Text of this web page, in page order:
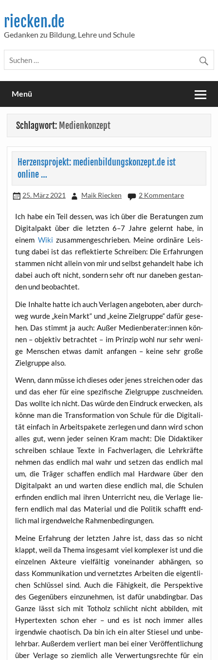
content
riecken.de
Gedanken zu Bildung, Lehre und Schule
Menü
Schlagwort: Medienkonzept
Herzensprojekt: medienbildungskonzept.de ist
online …
25. März 2021 Maik Riecken 2 Kommentare
Ich habe ein Teil des­sen, was ich über die Bera­tun­gen zum
Digi­tal­pakt über die letz­ten 6–7 Jah­re gelernt habe, in
einem Wiki zusam­men­ge­schrie­ben. Mei­ne ordi­nä­re Leis­
tung dabei ist das reflek­tier­te Schrei­ben: Die Erfah­run­gen
stam­men nicht allein von mir und selbst gehan­delt habe ich
dabei auch oft nicht, son­dern sehr oft nur dane­ben gestan­
den und beobachtet.
Die Inhal­te hat­te ich auch Ver­la­gen ange­bo­ten, aber durch­
weg wur­de „kein Markt“ und „kei­ne Ziel­grup­pe“ dafür gese­
hen. Das stimmt ja auch: Außer Medienberater:innen kön­
nen – objek­tiv betrach­tet – im Prin­zip wohl nur sehr weni­
ge Men­schen etwas damit anfan­gen – kei­ne sehr gro­ße
Ziel­grup­pe also.
Wenn, dann müs­se ich die­ses oder jenes strei­chen oder das
und das eher für eine spe­zi­fi­sche Ziel­grup­pe zuschnei­den.
Das woll­te ich nicht. Das wür­de den Ein­druck erwe­cken, als
kön­ne man die Trans­for­ma­ti­on von Schu­le für die Digi­ta­li­
tät ein­fach in Arbeits­pa­ke­te zer­le­gen und dann wird schon
alles gut, wenn jeder sei­nen Kram macht: Die Didak­ti­ker
schrei­ben schlaue Tex­te in Fach­ver­la­gen, die Lehr­kräf­te
neh­men das end­lich mal wahr und set­zen das end­lich mal
um, die Trä­ger schaf­fen end­lich mal Hard­ware über den
Digi­tal­pakt an und war­ten die­se end­lich mal, die Schu­len
erfin­den end­lich mal ihren Unter­richt neu, die Ver­la­ge lie­
fern end­lich mal das Mate­ri­al und die Poli­tik schafft end­
lich mal irgend­wel­che Rahmenbedingungen.
Mei­ne Erfah­rung der letz­ten Jah­re ist, dass das so nicht
klappt, weil da The­ma ins­ge­samt viel kom­ple­xer ist und die
ein­zel­nen Akteu­re viel­fäl­tig von­ein­an­der abhän­gen, so
dass Kom­mu­ni­ka­ti­on und ver­netz­tes Arbei­ten die eigent­li­
chen Schlüs­sel sind. Auch die Fähig­keit, die Per­spek­ti­ve
des Gegen­übers ein­zu­neh­men, ist dafür unab­ding­bar. Das
Gan­ze lässt sich mit Tot­holz schlicht nicht abbil­den, mit
Hyper­tex­ten schon eher – und es ist noch immer alles
irgend­wie chao­tisch. Da bin ich ein alter Stie­sel und unbe­
lehr­bar. Außer­dem ver­liert man bei einer Ver­öf­fent­li­chung
über Ver­la­ge so ziem­lich alle Ver­wer­tungs­rech­te für ein